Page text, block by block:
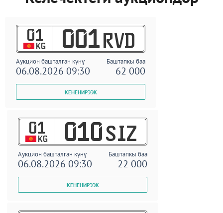
01
KG 001 RVD
Аукцион башталган күнү Баштапкы баа
06.08.2026 09:30 62 000
01
KG 010 SIZ
Аукцион башталган күнү Баштапкы баа
06.08.2026 09:30 22 000